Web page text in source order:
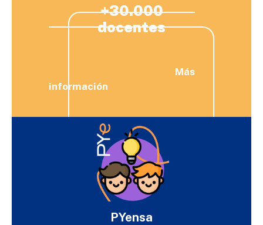
+30.000
docentes
Más
información
PYensa